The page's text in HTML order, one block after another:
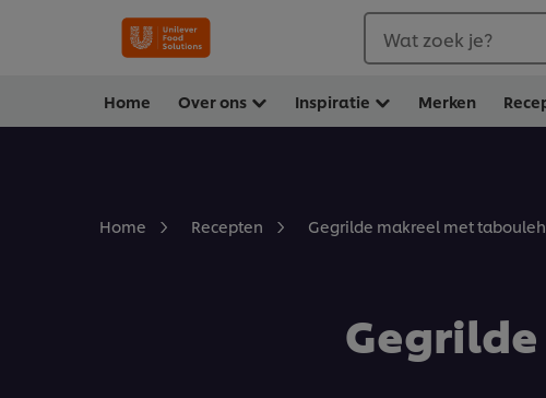
Wat zoek je?
Home Over ons Inspiratie Merken
Home Recepten Gegrilde makreel met